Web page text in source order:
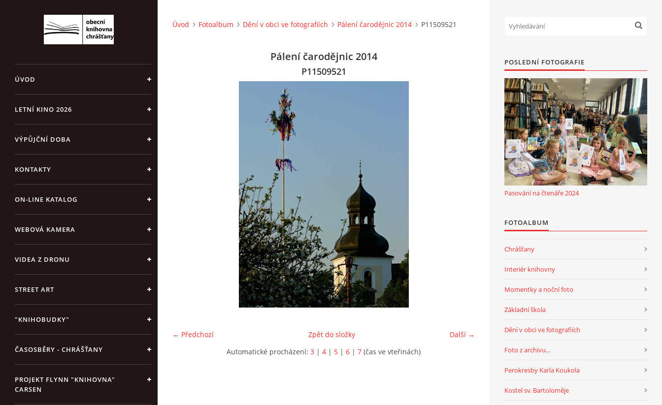
ÚVOD
LETNÍ KINO 2026
VÝPŮJČNÍ DOBA
KONTAKTY
ON-LINE KATALOG
WEBOVÁ KAMERA
VIDEA Z DRONU
STREET ART
"KNIHOBUDKY"
ČASOSBĚRY - CHRÁŠŤANY
PROJEKT FLYNN "KNIHOVNA"
CARSEN
Úvod Fotoalbum Dění v obci ve fotografiích Pálení čarodějnic 2014 P11509521
Pálení čarodějnic 2014
P11509521
← Předchozí Další →
Zpět do složky
Automatické procházení: 3 | 4 | 5 | 6 | 7 (čas ve vteřinách)
POSLEDNÍ FOTOGRAFIE
Pasování na čtenáře 2024
FOTOALBUM
Chrášťany
Interiér knihovny
Momentky a noční foto
Základní škola
Dění v obci ve fotografiích
Foto z archivu...
Perokresby Karla Koukola
Kostel sv. Bartoloměje